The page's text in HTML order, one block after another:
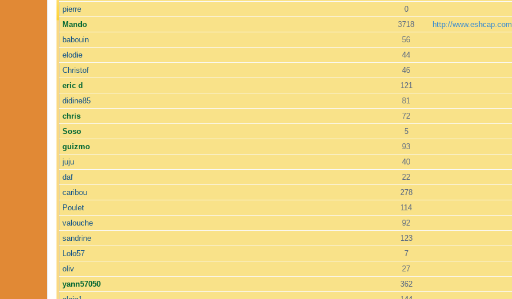
pierre
0
Mando
3718 http://www.eshcap.com
babouin
56
elodie
44
Christof
46
eric d
121
didine85
81
chris
72
Soso
5
guizmo
93
juju
40
daf
22
caribou
278
Poulet
114
valouche
92
sandrine
123
Lolo57
7
oliv
27
yann57050
362